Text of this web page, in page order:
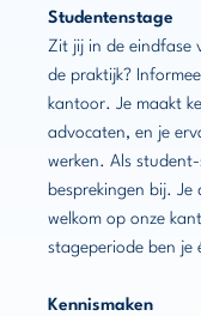
Studentenstage
Zit jij in de eindfase
de praktijk?
kantoor. Je maakt
advocaten, en je
werken. Als
besprekingen bij. Je
welkom op onze
stageperiode ben je
Kennismaken